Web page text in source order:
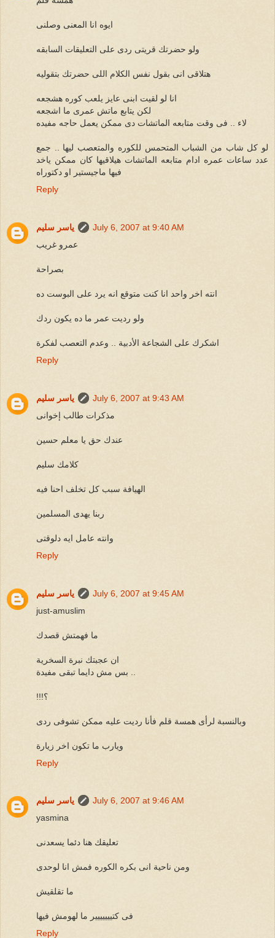
ايوه انا المعنى وصلنى
ولو حضرتك قريتى ردى على التعليقات السابقه
هتلاقى انى بقول نفس الكلام اللى حضرتك بتقوليه
انا لو لقيت ابنى عايز يلعب كوره هشجعه
لكن يتابع ماتش عمرى ما اشجعه
لاء .. فى وقت متابعه الماتشات دى ممكن يعمل حاجه مفيده
لو كل شاب من الشباب المتحمس للكوره والمتعصب ليها .. جمع
عدد ساعات عمره ادام متابعه الماتشات هيلاقيها كان ممكن ياخد
فيها ماجيستير او دكتوراه
Reply
ياسر سليم
July 6, 2007 at 9:40 AM
عمرو غريب
بصراحة
انته اخر واحد انا كنت متوقع انه يرد على البوست ده
ولو رديت عمر ما ده يكون ردك
اشكرك على الشجاعة الأدبية .. وعدم التعصب لفكرة
Reply
ياسر سليم
July 6, 2007 at 9:43 AM
مذكرات طالب إخوانى
عندك حق يا معلم حسين
كلامك سليم
الهيافة سبب كل تخلف احنا فيه
ربنا يهدى المسلمين
وانته عامل ايه دلوقتى
Reply
ياسر سليم
July 6, 2007 at 9:45 AM
just-amuslim
ما فهمتش قصدك
ان عجبتك نبرة السخرية
!!!؟
وبالنسبة لرأى همسة قلم فأنا رديت عليه ممكن تشوفى ردى
ويارب ما تكون اخر زيارة
Reply
ياسر سليم
July 6, 2007 at 9:46 AM
yasmina
تعليقك هنا دئما يسعدنى
ومن ناحية انى بكره الكوره فمش انا لوحدى
ما تقلقيش
فى كتييييييير ما لهومش فيها
Reply